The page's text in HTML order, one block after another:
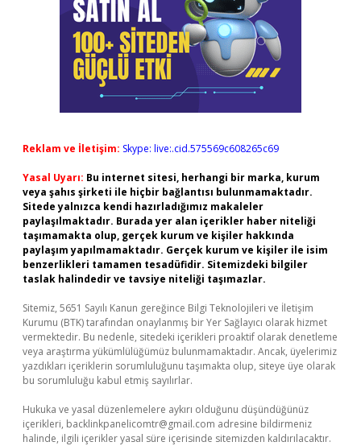
Reklam ve İletişim: Skype: live:.cid.575569c608265c69
Yasal Uyarı: Bu internet sitesi, herhangi bir marka, kurum
veya şahıs şirketi ile hiçbir bağlantısı bulunmamaktadır.
Sitede yalnızca kendi hazırladığımız makaleler
paylaşılmaktadır. Burada yer alan içerikler haber niteliği
taşımamakta olup, gerçek kurum ve kişiler hakkında
paylaşım yapılmamaktadır. Gerçek kurum ve kişiler ile isim
benzerlikleri tamamen tesadüfidir. Sitemizdeki bilgiler
taslak halindedir ve tavsiye niteliği taşımazlar.
Sitemiz, 5651 Sayılı Kanun gereğince Bilgi Teknolojileri ve İletişim
Kurumu (BTK) tarafından onaylanmış bir Yer Sağlayıcı olarak hizmet
vermektedir. Bu nedenle, sitedeki içerikleri proaktif olarak denetleme
veya araştırma yükümlülüğümüz bulunmamaktadır. Ancak, üyelerimiz
yazdıkları içeriklerin sorumluluğunu taşımakta olup, siteye üye olarak
bu sorumluluğu kabul etmiş sayılırlar.
Hukuka ve yasal düzenlemelere aykırı olduğunu düşündüğünüz
içerikleri, backlinkpanelicomtr@gmail.com adresine bildirmeniz
halinde, ilgili içerikler yasal süre içerisinde sitemizden kaldırılacaktır.